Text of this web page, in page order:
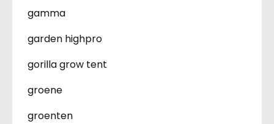
gamma
garden highpro
gorilla grow tent
groene
groenten